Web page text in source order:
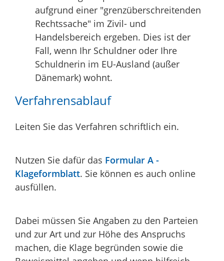
aufgrund einer "grenzüberschreitenden
Rechtssache" im Zivil- und
Handelsbereich ergeben. Dies ist der
Fall, wenn Ihr Schuldner oder Ihre
Schuldnerin im EU-Ausland (außer
Dänemark) wohnt.
Verfahrensablauf
Leiten Sie das Verfahren schriftlich ein.
Nutzen Sie dafür das Formular A -
Klageformblatt. Sie können es auch online
ausfüllen.
Dabei müssen Sie Angaben zu den Parteien
und zur Art und zur Höhe des Anspruchs
machen, die Klage begründen sowie die